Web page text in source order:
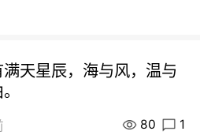
天星辰，海与风，温与
80 1